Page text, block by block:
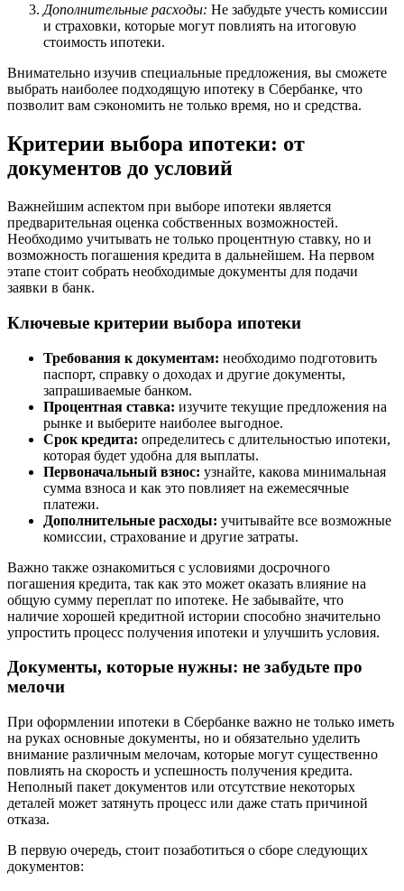
Дополнительные расходы: Не забудьте учесть комиссии
и страховки, которые могут повлиять на итоговую
стоимость ипотеки.
Внимательно изучив специальные предложения, вы сможете
выбрать наиболее подходящую ипотеку в Сбербанке, что
позволит вам сэкономить не только время, но и средства.
Критерии выбора ипотеки: от
документов до условий
Важнейшим аспектом при выборе ипотеки является
предварительная оценка собственных возможностей.
Необходимо учитывать не только процентную ставку, но и
возможность погашения кредита в дальнейшем. На первом
этапе стоит собрать необходимые документы для подачи
заявки в банк.
Ключевые критерии выбора ипотеки
Требования к документам: необходимо подготовить
паспорт, справку о доходах и другие документы,
запрашиваемые банком.
Процентная ставка: изучите текущие предложения на
рынке и выберите наиболее выгодное.
Срок кредита: определитесь с длительностью ипотеки,
которая будет удобна для выплаты.
Первоначальный взнос: узнайте, какова минимальная
сумма взноса и как это повлияет на ежемесячные
платежи.
Дополнительные расходы: учитывайте все возможные
комиссии, страхование и другие затраты.
Важно также ознакомиться с условиями досрочного
погашения кредита, так как это может оказать влияние на
общую сумму переплат по ипотеке. Не забывайте, что
наличие хорошей кредитной истории способно значительно
упростить процесс получения ипотеки и улучшить условия.
Документы, которые нужны: не забудьте про
мелочи
При оформлении ипотеки в Сбербанке важно не только иметь
на руках основные документы, но и обязательно уделить
внимание различным мелочам, которые могут существенно
повлиять на скорость и успешность получения кредита.
Неполный пакет документов или отсутствие некоторых
деталей может затянуть процесс или даже стать причиной
отказа.
В первую очередь, стоит позаботиться о сборе следующих
документов: